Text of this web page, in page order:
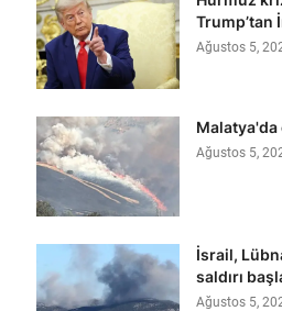
Trump’tan
Ağustos 5,
Malatya'da
Ağustos 5,
İsrail,
saldırı
Ağustos 5,